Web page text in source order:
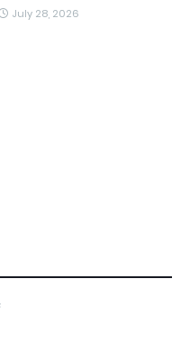
July 28, 2026